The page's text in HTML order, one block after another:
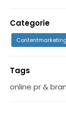
Categorie
Tags
online pr &